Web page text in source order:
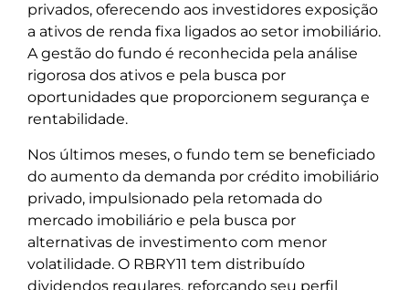
privados, oferecendo aos investidores exposição
a ativos de renda fixa ligados ao setor imobiliário.
A gestão do fundo é reconhecida pela análise
rigorosa dos ativos e pela busca por
oportunidades que proporcionem segurança e
rentabilidade.
Nos últimos meses, o fundo tem se beneficiado
do aumento da demanda por crédito imobiliário
privado, impulsionado pela retomada do
mercado imobiliário e pela busca por
alternativas de investimento com menor
volatilidade. O RBRY11 tem distribuído
dividendos regulares, reforçando seu perfil